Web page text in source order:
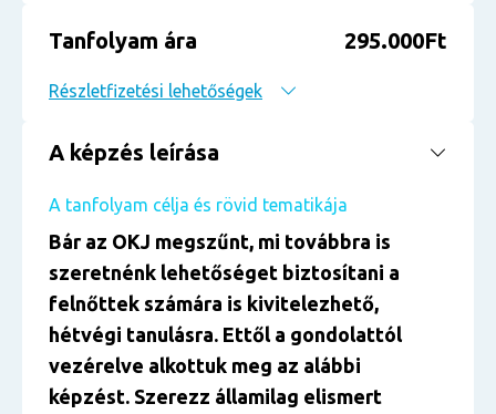
Tanfolyam ára 295.000Ft
Részletfizetési lehetőségek
A képzés leírása
A tanfolyam célja és rövid tematikája
Bár az OKJ megszűnt, mi továbbra is
szeretnénk lehetőséget biztosítani a
felnőttek számára is kivitelezhető,
hétvégi tanulásra. Ettől a gondolattól
vezérelve alkottuk meg az alábbi
képzést. Szerezz államilag elismert